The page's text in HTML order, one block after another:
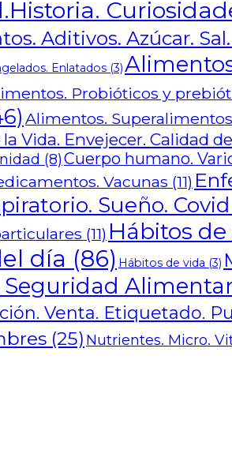
Aditivos. Azúcar.
Enlatados (3)
Probióticos y
Alimentos.
Vida. Envejecer. Calidad
(8)Cuerpo humano.
Vacunas (11)
Sueño. Covid
(11) Hábitos
día (86) Hábitos de vida (3)
Seguridad
Venta. Etiquetado.
(25) Nutrientes. Micro.